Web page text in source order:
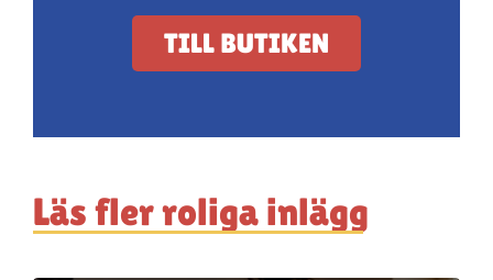
TILL BUTIKEN
Läs fler roliga inlägg